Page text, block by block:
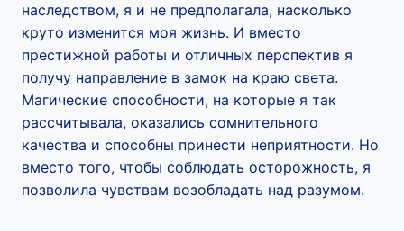
наследством, я и не предполагала, насколько
круто изменится моя жизнь. И вместо
престижной работы и отличных перспектив я
получу направление в замок на краю света.
Магические способности, на которые я так
рассчитывала, оказались сомнительного
качества и способны принести неприятности. Но
вместо того, чтобы соблюдать осторожность, я
позволила чувствам возобладать над разумом.